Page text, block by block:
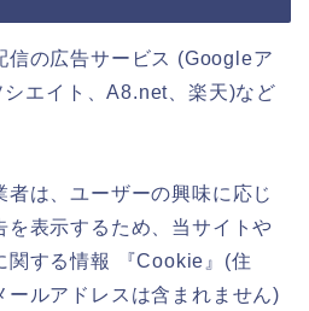
信の広告サービス (Googleア
エイト、A8.net、楽天)など
者は、ユーザーの興味に応じ
を表示するため、当サイトや
関する情報 『Cookie』(住
ールアドレスは含まれません)